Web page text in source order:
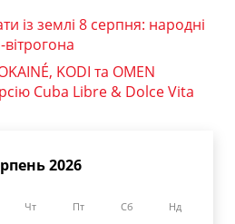
із землі 8 серпня: народні
KODI та OMEN
Cuba Libre & Dolce Vita
2026
Чт Пт Сб Нд